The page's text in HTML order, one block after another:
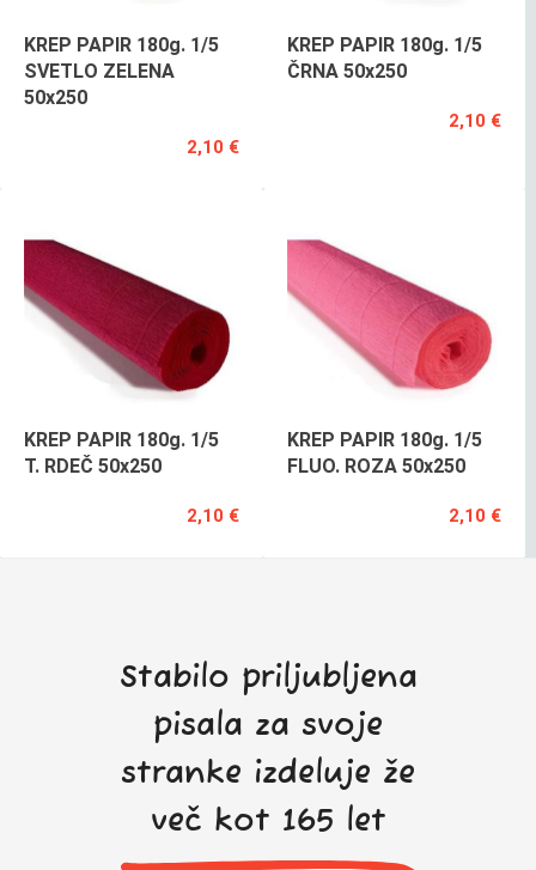
KREP PAPIR 180g. 1/5
SVETLO ZELENA
50x250
2,10 €
KREP PAPIR 180g. 1/5
ČRNA 50x250
2,10 €
KREP PAPIR 180g. 1/5
T. RDEČ 50x250
2,10 €
KREP PAPIR 180g. 1/5
FLUO. ROZA 50x250
2,10 €
Stabilo priljubljena
pisala za svoje
stranke izdeluje že
več kot 165 let